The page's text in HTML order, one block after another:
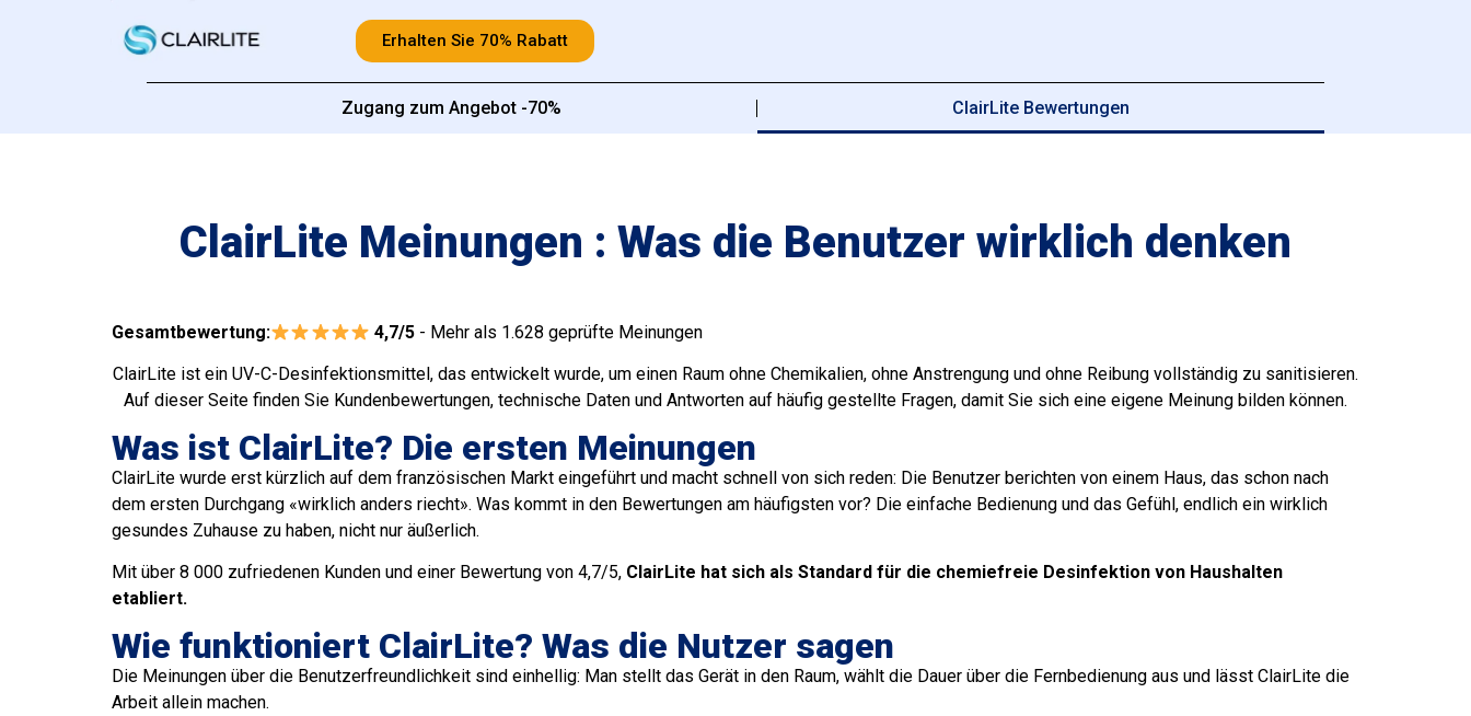
Erhalten Sie 70% Rabatt
Zugang zum Angebot -70% ClairLite Bewertungen
ClairLite Meinungen : Was die Benutzer wirklich denken
Gesamtbewertung: 4,7/5 - Mehr als 1.628 geprüfte Meinungen
ClairLite ist ein UV-C-Desinfektionsmittel, das entwickelt wurde, um einen Raum ohne Chemikalien, ohne Anstrengung und ohne Reibung vollständig zu sanitisieren.
Auf dieser Seite finden Sie Kundenbewertungen, technische Daten und Antworten auf häufig gestellte Fragen, damit Sie sich eine eigene Meinung bilden können.
Was ist ClairLite? Die ersten Meinungen
ClairLite wurde erst kürzlich auf dem französischen Markt eingeführt und macht schnell von sich reden: Die Benutzer berichten von einem Haus, das schon nach
dem ersten Durchgang «wirklich anders riecht». Was kommt in den Bewertungen am häufigsten vor? Die einfache Bedienung und das Gefühl, endlich ein wirklich
gesundes Zuhause zu haben, nicht nur äußerlich.
Mit über 8 000 zufriedenen Kunden und einer Bewertung von 4,7/5, ClairLite hat sich als Standard für die chemiefreie Desinfektion von Haushalten
etabliert.
Wie funktioniert ClairLite? Was die Nutzer sagen
Die Meinungen über die Benutzerfreundlichkeit sind einhellig: Man stellt das Gerät in den Raum, wählt die Dauer über die Fernbedienung aus und lässt ClairLite die
Arbeit allein machen.